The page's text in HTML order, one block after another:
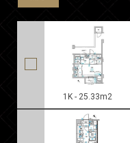
1K - 25.33m2